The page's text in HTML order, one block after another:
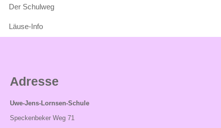
Jahrgangsübergreifendes
Eingangsphase
nachhaltige
Der Schulweg
Läuse-Info
Adresse
Uwe-Jens-Lornsen-Schule
Speckenbeker Weg 71